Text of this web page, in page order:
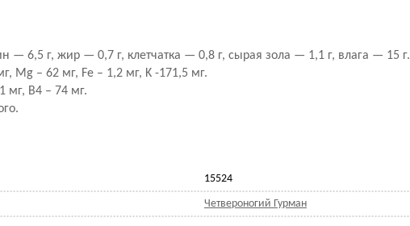
— 6,5 г, жир — 0,7 г, клетчатка — 0,8 г, сырая зола — 1,1 г, влага — 15 г.
Mg – 62 мг, Fe – 1,2 мг, K -171,5 мг.
мг, В4 – 74 мг.
15524
Четвероногий Гурман